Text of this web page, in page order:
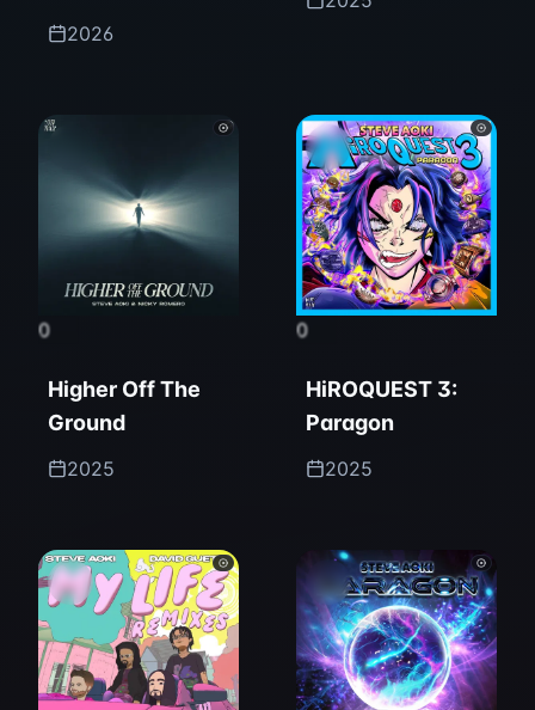
Remixed
2026
0
Higher Off The
Ground
2025
0
HiROQUEST 3:
Paragon
2025